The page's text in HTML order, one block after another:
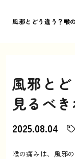
風邪とどう違う？喉
風邪と
見るべ
2025.08.04
喉の痛みは、風邪